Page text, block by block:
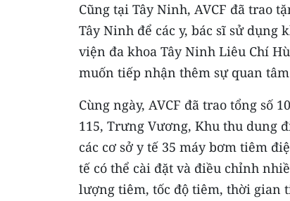
Cũng tại Tây Ninh, AVCF đã trao
Tây Ninh để các y, bác sĩ sử
viện đa khoa Tây Ninh Liêu Chí
muốn tiếp nhận thêm sự quan
Cùng ngày, AVCF đã trao tổng số
115, Trưng Vương, Khu thu dung
các cơ sở y tế 35 máy bơm tiêm
tế có thể cài đặt và điều chỉnh
lượng tiêm, tốc độ tiêm, thời gian